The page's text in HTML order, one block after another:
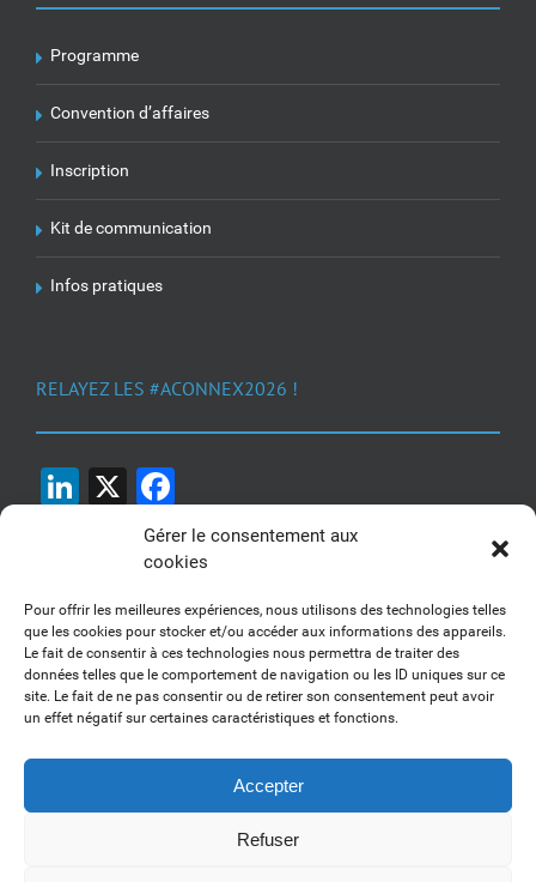
Gérer le consentement aux
cookies
Pour offrir les meilleures expériences, nous utilisons des technologies telles
que les cookies pour stocker et/ou accéder aux informations des appareils.
Le fait de consentir à ces technologies nous permettra de traiter des
données telles que le comportement de navigation ou les ID uniques sur ce
site. Le fait de ne pas consentir ou de retirer son consentement peut avoir
un effet négatif sur certaines caractéristiques et fonctions.
Accepter
Refuser
Programme
Convention d’affaires
Inscription
Kit de communication
Infos pratiques
RELAYEZ LES #ACONNEX2026 !
LinkedIn
X
1, 2, 3... Buzzez !
Découvrez nos kits communication